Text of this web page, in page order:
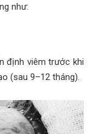
như:
định viêm trước khi
(sau 9–12 tháng).